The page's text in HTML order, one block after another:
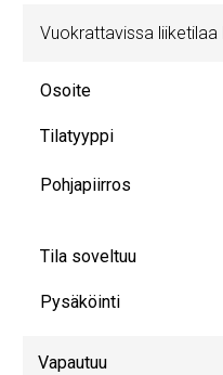
Vuokrattavissa
Osoite
Tilatyyppi
Pohjapiirros
Tila soveltuu
Pysäköinti
Vapautuu